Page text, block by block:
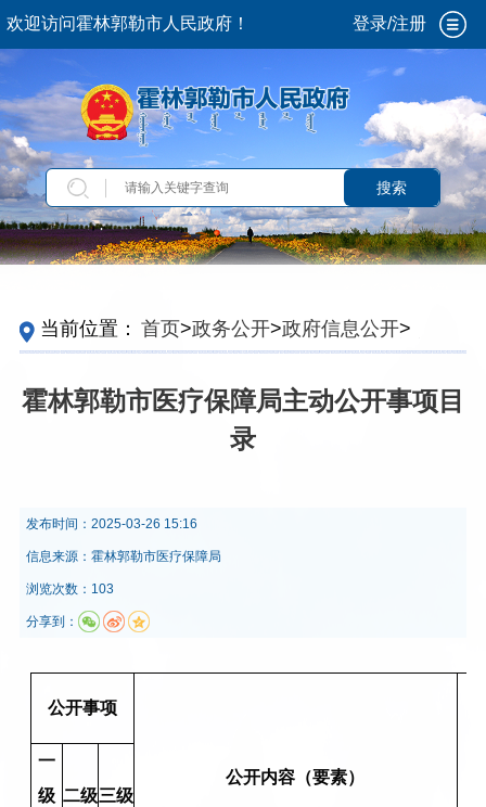
欢迎访问霍林郭勒市人民政府！ 登录/注册
搜索
当前位置： 首页>政务公开>政府信息公开>
定主动公开内容>主动公开事项目录>旗级部门
霍林郭勒市医疗保障局主动公开事项目
录
发布时间： 2025-03-26 15:16
信息来源： 霍林郭勒市医疗保障局
浏览次数：103
分享到：
公开事项
公开内容（要素）
一
级 二级三级